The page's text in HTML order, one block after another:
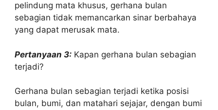
pelindung mata khusus, gerhana bulan
sebagian tidak memancarkan sinar berbahaya
yang dapat merusak mata.
Pertanyaan 3: Kapan gerhana bulan sebagian
terjadi?
Gerhana bulan sebagian terjadi ketika posisi
bulan, bumi, dan matahari sejajar, dengan bumi